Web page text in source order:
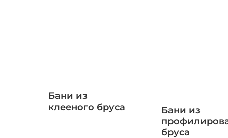
Бани из
клееного бруса
Бани из
бруса